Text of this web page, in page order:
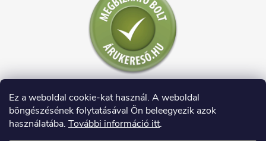
Ez a weboldal cookie-kat használ. A weboldal
böngészésének folytatásával Ön beleegyezik azok
használatába. További információ itt.